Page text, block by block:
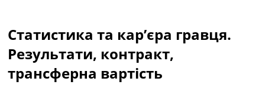
Чемпіонат Світу
Україна. Прем’єр-Ліга
Україна. Перша Ліга
Ліга Чемпіонів
Статистика та кар’єра гравця.
Результати, контракт,
трансферна вартість